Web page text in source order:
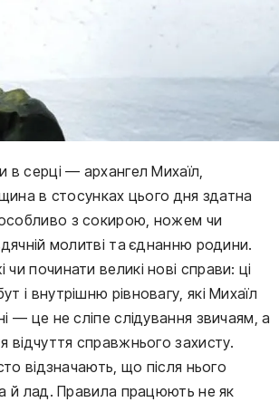
серці — архангел Михаїл,
в стосунках цього дня здатна
з сокирою, ножем чи
молитві та єднанню родини.
починати великі нові справи: ці
і внутрішню рівновагу, які Михаїл
— це не сліпе слідування звичаям, а
відчуття справжнього захисту.
відзначають, що після нього
й лад. Правила працюють не як